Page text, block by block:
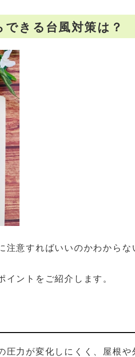
きる台風対策は？
意すればいいのかわからな
ントをご紹介します。
力が変化しにくく、屋根や